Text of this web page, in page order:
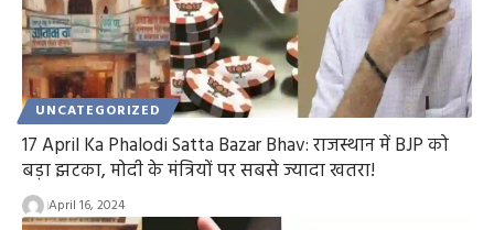
UNCATEGORIZED
17 April Ka Phalodi Satta Bazar Bhav: राजस्थान में BJP को
बड़ा झटका, मोदी के मंत्रियों पर सबसे ज्यादा खतरा!
April 16, 2024